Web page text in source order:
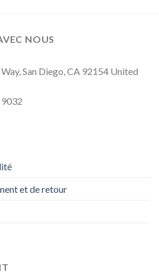
NOUS
San Diego, CA 92154 United
et de retour